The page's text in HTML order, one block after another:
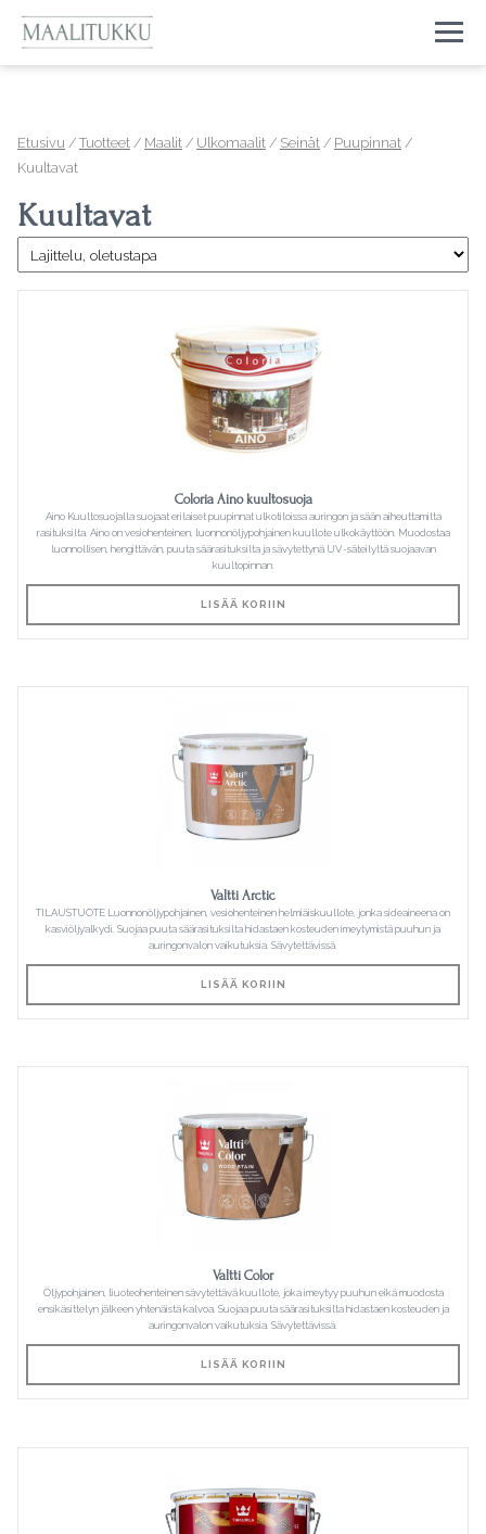
Etusivu / Tuotteet / Maalit / Ulkomaalit / Seinät / Puupinnat /
Kuultavat
Kuultavat
Coloria Aino kuultosuoja
Aino Kuultosuojalla suojaat erilaiset puupinnat ulkotiloissa auringon ja sään aiheuttamilta
rasituksilta. Aino on vesiohenteinen, luonnonöljypohjainen kuullote ulkokäyttöön. Muodostaa
luonnollisen, hengittävän, puuta säärasituksilta ja sävytettynä UV-säteilyltä suojaavan
kuultopinnan.
LISÄÄ KORIIN
Valtti Arctic
TILAUSTUOTE Luonnonöljypohjainen, vesiohenteinen helmiäiskuullote, jonka sideaineena on
kasviöljyalkydi. Suojaa puuta säärasituksilta hidastaen kosteuden imeytymistä puuhun ja
auringonvalon vaikutuksia. Sävytettävissä.
LISÄÄ KORIIN
Valtti Color
Öljypohjainen, liuoteohenteinen sävytettävä kuullote, joka imeytyy puuhun eikä muodosta
ensikäsittelyn jälkeen yhtenäistä kalvoa. Suojaa puuta säärasituksilta hidastaen kosteuden ja
auringonvalon vaikutuksia. Sävytettävissä.
LISÄÄ KORIIN